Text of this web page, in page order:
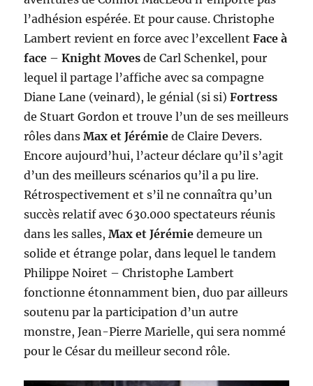
l’adhésion espérée. Et pour cause. Christophe
Lambert revient en force avec l’excellentFace à
face –Knight Movesde Carl Schenkel, pour
lequel il partage l’affiche avec sa compagne
Diane Lane (veinard), le génial (si si)Fortress
de Stuart Gordon et trouve l’un de ses meilleurs
rôles dansMax et Jérémiede Claire Devers.
Encore aujourd’hui, l’acteur déclare qu’il s’agit
d’un des meilleurs scénarios qu’il a pu lire.
Rétrospectivement et s’il ne connaîtra qu’un
succès relatif avec 630.000 spectateurs réunis
dans les salles, Max et Jérémie demeure un
solide et étrange polar, dans lequel le tandem
Philippe Noiret – Christophe Lambert
fonctionne étonnamment bien, duo par ailleurs
soutenu par la participation d’un autre
monstre, Jean-Pierre Marielle, qui sera nommé
pour le César du meilleur second rôle.